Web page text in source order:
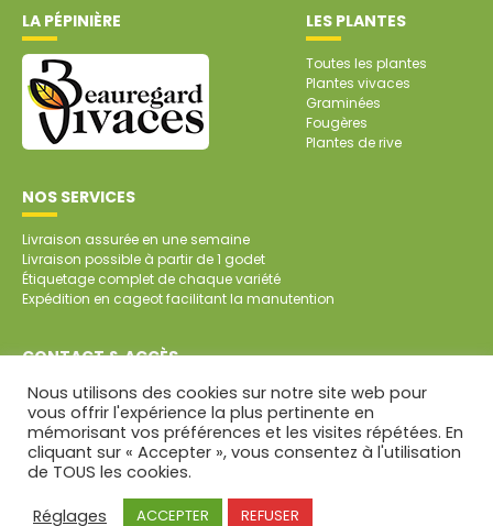
LA PÉPINIÈRE LES PLANTES
Toutes les plantes
Plantes vivaces
Graminées
Fougères
Plantes de rive
NOS SERVICES
Livraison assurée en une semaine
Livraison possible à partir de 1 godet
Étiquetage complet de chaque variété
Expédition en cageot facilitant la manutention
CONTACT & ACCÈS
SARL Pépinière de Beauregard
Beauregard
79700 SAINT-AUBIN DE BAUBIGNÉ
Tél. : 05 49 81 45 64
Mentions légales
Nous utilisons des cookies sur notre site web pour
vous offrir l'expérience la plus pertinente en
mémorisant vos préférences et les visites répétées. En
cliquant sur « Accepter », vous consentez à l'utilisation
de TOUS les cookies.
Réglages
ACCEPTER REFUSER